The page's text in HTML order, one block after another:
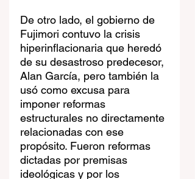
De otro lado, el gobierno de
Fujimori contuvo la crisis
hiperinflacionaria que heredó
de su desastroso predecesor,
Alan García, pero también la
usó como excusa para
imponer reformas
estructurales no directamente
relacionadas con ese
propósito. Fueron reformas
dictadas por premisas
ideológicas y por los